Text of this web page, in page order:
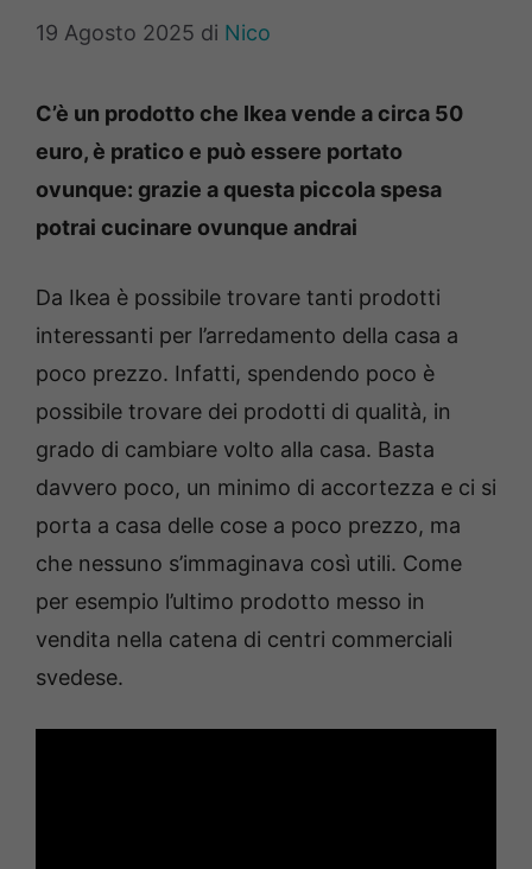
19 Agosto 2025 di Nico
C’è un prodotto che Ikea vende a circa 50
euro, è pratico e può essere portato
ovunque: grazie a questa piccola spesa
potrai cucinare ovunque andrai
Da Ikea è possibile trovare tanti prodotti
interessanti per l’arredamento della casa a
poco prezzo. Infatti, spendendo poco è
possibile trovare dei prodotti di qualità, in
grado di cambiare volto alla casa. Basta
davvero poco, un minimo di accortezza e ci si
porta a casa delle cose a poco prezzo, ma
che nessuno s’immaginava così utili. Come
per esempio l’ultimo prodotto messo in
vendita nella catena di centri commerciali
svedese.